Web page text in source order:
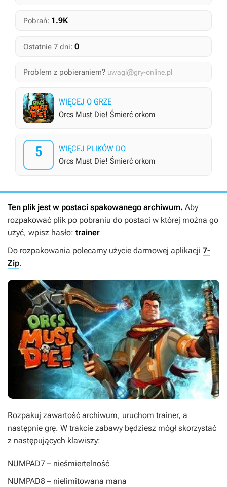
Pobrań: 1.9K
Ostatnie 7 dni: 0
Problem z pobieraniem? uwagi@gry-online.pl
WIĘCEJ O GRZE
Orcs Must Die! Śmierć orkom
5
WIĘCEJ PLIKÓW DO
Orcs Must Die! Śmierć orkom
Ten plik jest w postaci spakowanego archiwum. Aby
rozpakować plik po pobraniu do postaci w której można go
użyć, wpisz hasło: trainer
Do rozpakowania polecamy użycie darmowej aplikacji 7-
Zip.
Rozpakuj zawartość archiwum, uruchom trainer, a
następnie grę. W trakcie zabawy będziesz mógł skorzystać
z następujących klawiszy:
NUMPAD7 – nieśmiertelność
NUMPAD8 – nielimitowana mana